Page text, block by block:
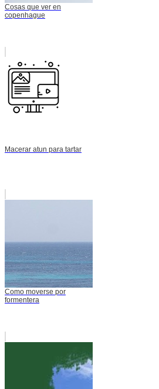
Cosas que ver en
copenhague
Macerar atun para tartar
Como moverse por
formentera